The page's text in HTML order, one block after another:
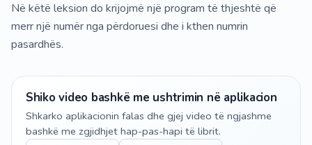
Në këtë leksion do krijojmë një program të thjeshtë që
merr një numër nga përdoruesi dhe i kthen numrin
pasardhës.
Shiko video bashkë me ushtrimin në aplikacion
Shkarko aplikacionin falas dhe gjej video të ngjashme
bashkë me zgjidhjet hap-pas-hapi të librit.